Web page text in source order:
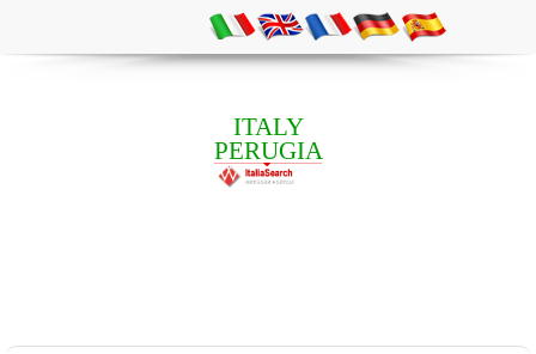
ITALY
PERUGIA